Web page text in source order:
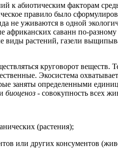
к абиотическим факторам
правило было
уживаются в одной
саванн по-
виды растений, газели
круговорот
Экосистема
заняты определенными
биоценоз - совокупность всех
(растения);
или других консументов